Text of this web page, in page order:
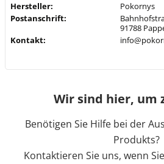
Hersteller:
Pokornys
Postanschrift:
91788
Kontakt:
Wir sind hier, um
Benötigen Sie Hilfe bei der
Produkts?
Kontaktieren Sie uns, wenn